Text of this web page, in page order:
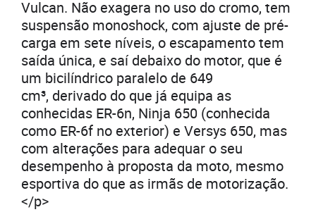
Vulcan. Não exagera no uso do cromo, tem
suspensão monoshock, com ajuste de pré-
carga em sete níveis, o escapamento tem
saída única, e saí debaixo do motor, que é
um bicilíndrico paralelo de 649
cm³, derivado do que já equipa as
conhecidas ER-6n, Ninja 650 (conhecida
como ER-6f no exterior) e Versys 650, mas
com alterações para adequar o seu
desempenho à proposta da moto, mesmo
esportiva do que as irmãs de motorização.
</p>